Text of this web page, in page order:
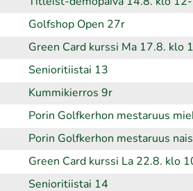
Golfshop Open 27r
Green Card kurssi Ma 17.8. klo
Senioritiistai 13
Kummikierros 9r
Porin Golfkerhon mestaruus
Porin Golfkerhon mestaruus
Green Card kurssi La 22.8. klo
Senioritiistai 14